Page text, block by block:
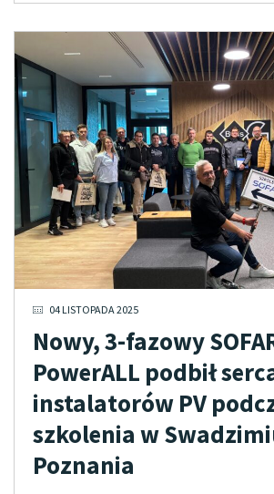
04 LISTOPADA 2025
Nowy, 3-fazowy
PowerALL podbił
instalatorów PV
szkolenia w
Poznania